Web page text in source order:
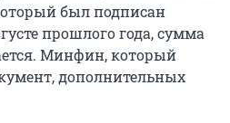
был подписан
прошлого года, сумма
Минфин, который
дополнительных